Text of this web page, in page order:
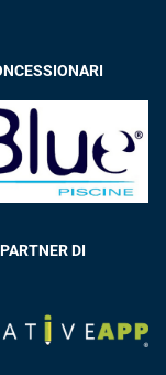
PARTNER DI